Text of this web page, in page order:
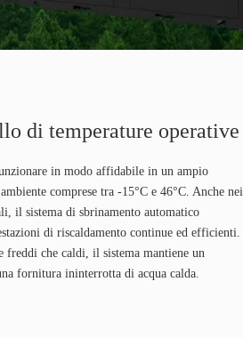
di temperature operative
in modo affidabile in un ampio
comprese tra -15°C e 46°C. Anche nei
il sistema di sbrinamento automatico
di riscaldamento continue ed efficienti.
freddi che caldi, il sistema mantiene un
fornitura ininterrotta di acqua calda.